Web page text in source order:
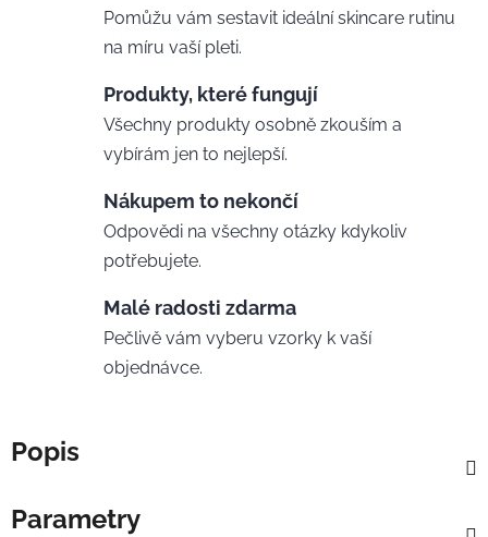
Pomůžu vám sestavit ideální skincare rutinu
na míru vaší pleti.
Produkty, které fungují
Všechny produkty osobně zkouším a
vybírám jen to nejlepší.
Nákupem to nekončí
Odpovědi na všechny otázky kdykoliv
potřebujete.
Malé radosti zdarma
Pečlivě vám vyberu vzorky k vaší
objednávce.
Popis
Parametry